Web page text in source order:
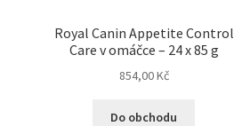
Royal Canin Appetite Control
Care v omáčce – 24 x 85 g
854,00Kč
Do obchodu